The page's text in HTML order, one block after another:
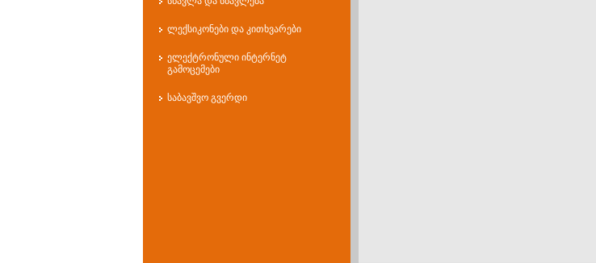
ლექსიკონები და კითხვარები
ელექტრონული ინტერნეტ
გამოცემები
საბავშვო გვერდი